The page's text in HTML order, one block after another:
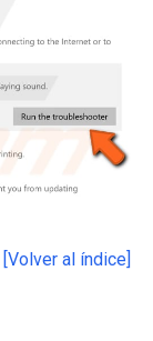
[Volver al índice]